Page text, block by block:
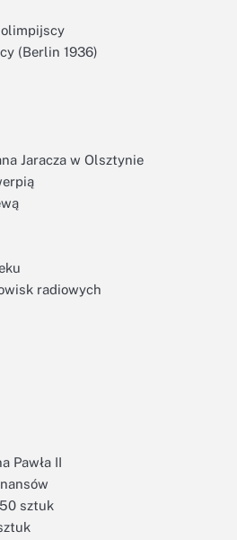
(Berlin 1936)
Jaracza w Olsztynie
radiowych
Pawła II
sztuk